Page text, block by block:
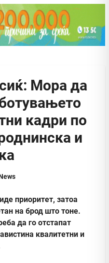
Мора да
кадри по
и
приоритет, затоа
на брод што тоне.
да го отстапат
квалитетни и